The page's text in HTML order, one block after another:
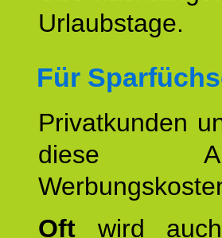
Urlaubstage.
Für
Privatkunden
diese
Oft wird